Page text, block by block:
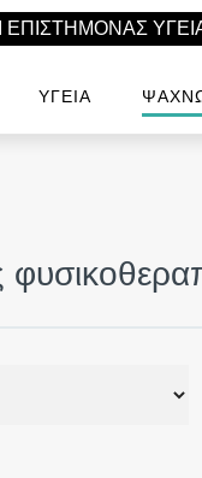
ΕΠΙΣΤΗΜΟΝΑΣ
ΥΓΕΊΑ ΨΆΧΝΩ